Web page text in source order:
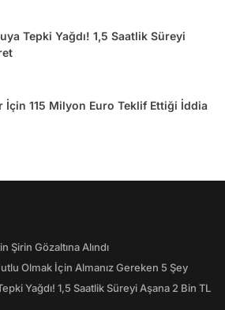
Tepki Yağdı! 1,5 Saatlik Süreyi
İçin 115 Milyon Euro Teklif Ettiği İddia
Şirin Gözaltına Alındı
Olmak İçin Almanız Gereken 5 Şey
Yağdı! 1,5 Saatlik Süreyi Aşana 2 Bin TL